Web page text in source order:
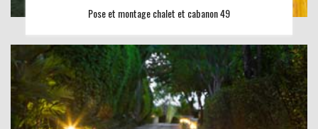
Pose et montage chalet et cabanon 49